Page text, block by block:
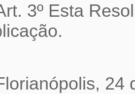
3º Esta
24